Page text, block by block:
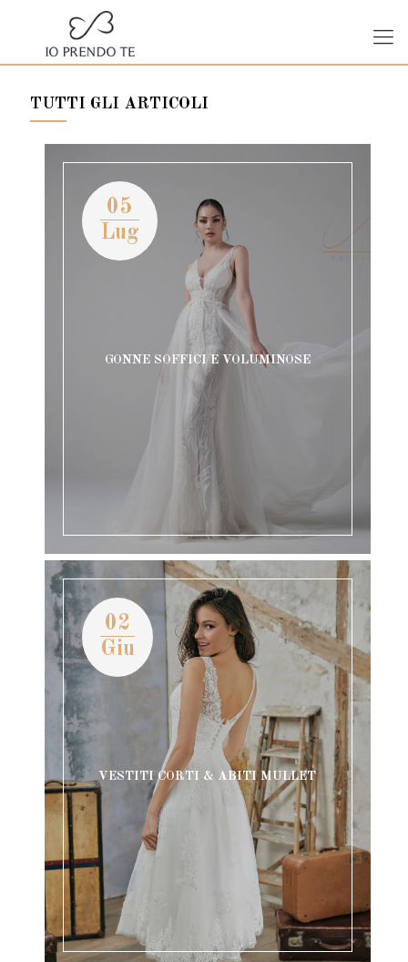
TUTTI GLI ARTICOLI
05
Lug
GONNE SOFFICI E VOLUMINOSE
02
Giu
VESTITI CORTI & ABITI MULLET